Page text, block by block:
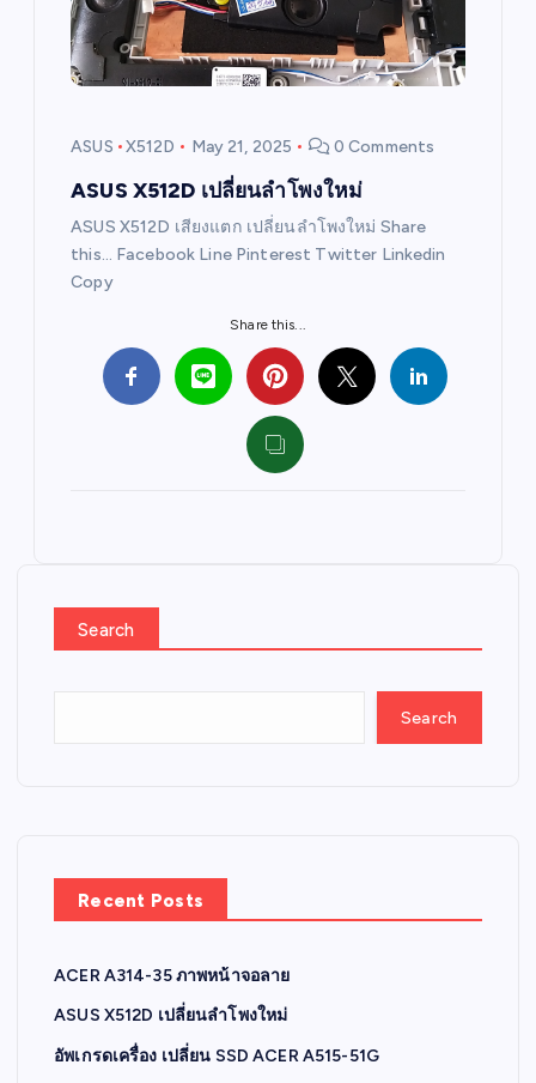
ASUS X512D May 21, 2025 0 Comments
ASUS X512D เปลี่ยนลำโพงใหม่
ASUS X512D เสียงแตก เปลี่ยนลำโพงใหม่ Share
this… Facebook Line Pinterest Twitter Linkedin
Copy
Share this...
Search
Search
Recent Posts
ACER A314-35 ภาพหน้าจอลาย
ASUS X512D เปลี่ยนลำโพงใหม่
อัพเกรดเครื่อง เปลี่ยน SSD ACER A515-51G